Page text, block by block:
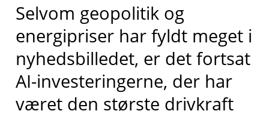
Selvom geopolitik og
energipriser har fyldt meget i
nyhedsbilledet, er det fortsat
AI-investeringerne, der har
været den største drivkraft